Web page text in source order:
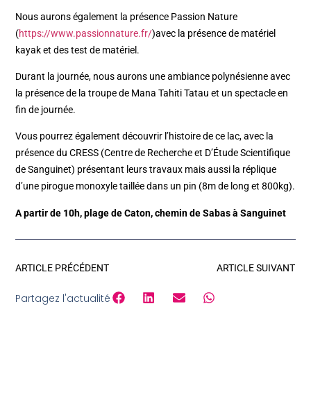
Nous aurons également la présence Passion Nature
(https://www.passionnature.fr/)avec la présence de matériel
kayak et des test de matériel.
Durant la journée, nous aurons une ambiance polynésienne avec
la présence de la troupe de Mana Tahiti Tatau et un spectacle en
fin de journée.
Vous pourrez également découvrir l’histoire de ce lac, avec la
présence du CRESS (Centre de Recherche et D’Étude Scientifique
de Sanguinet) présentant leurs travaux mais aussi la réplique
d’une pirogue monoxyle taillée dans un pin (8m de long et 800kg).
A partir de 10h, plage de Caton, chemin de Sabas à Sanguinet
ARTICLE PRÉCÉDENT ARTICLE SUIVANT
Partagez l'actualité